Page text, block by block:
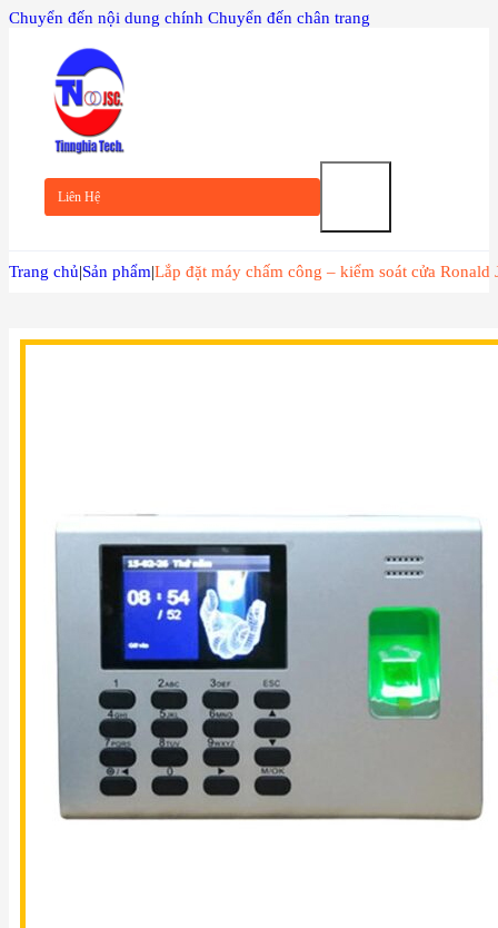
Chuyển đến nội dung chính Chuyển đến chân trang
Liên Hệ
TRANG
CHỦ
GIỚI
THIỆU
TIN
TỨC
LIÊN
Trang chủ|Sản phẩm|Lắp đặt máy chấm công – kiểm soát cửa